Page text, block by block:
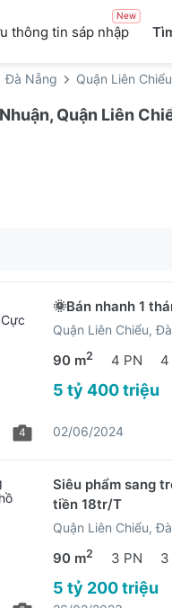
thông tin sáp nhập
New
Đà Nẵng Quận Liên Chiểu
Quận Liên
4
🌞Bán nhanh 1
Quận Liên Chiểu,
90 m2 4 PN 4
5 tỷ 400 triệu
02/06/2024
Siêu phẩm sang
tiền 18tr/T
Quận Liên Chiểu,
90 m2 3 PN 3
5 tỷ 200 triệu